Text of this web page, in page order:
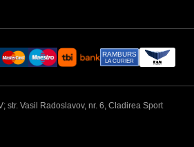
RAMBURS
LA CURIER
str. Vasil Radoslavov, nr. 6, Cladirea Sport